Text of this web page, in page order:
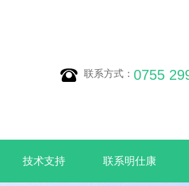
联系方式： 0755
技术支持 联系明仕康